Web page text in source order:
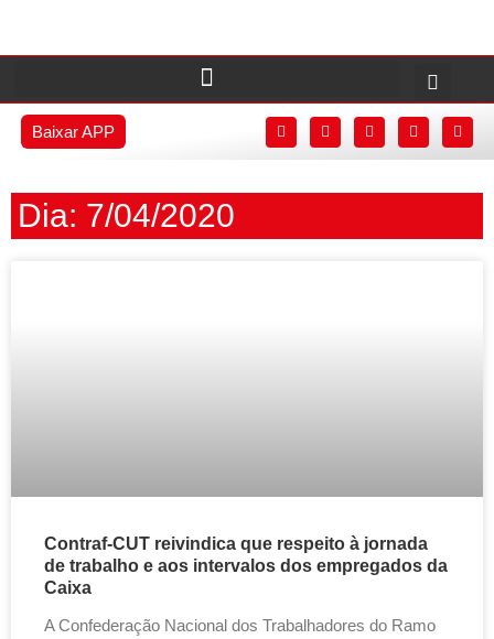
Baixar APP
Dia: 7/04/2020
Contraf-CUT reivindica que respeito à jornada
de trabalho e aos intervalos dos empregados da
Caixa
A Confederação Nacional dos Trabalhadores do Ramo